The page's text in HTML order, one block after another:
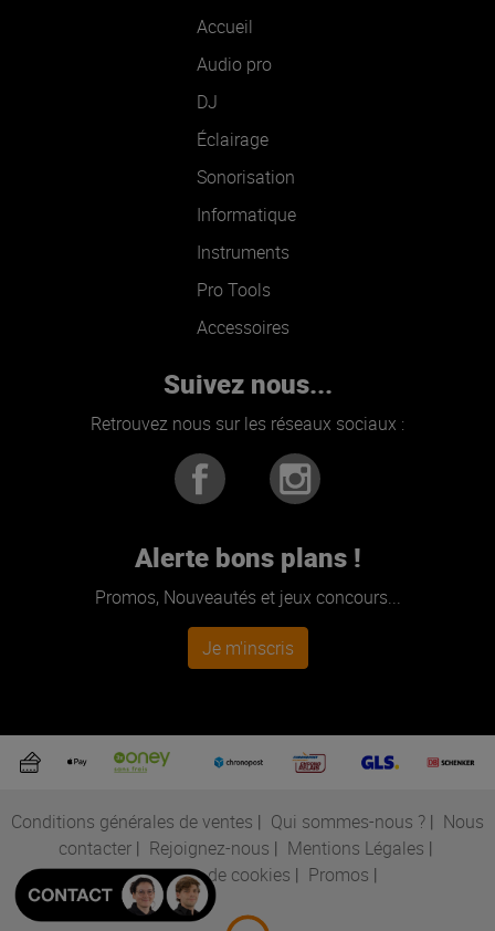
Accueil
Audio pro
DJ
Éclairage
Sonorisation
Informatique
Instruments
Pro Tools
Accessoires
Suivez nous...
Retrouvez nous sur les réseaux sociaux :
Alerte bons plans !
Promos, Nouveautés et jeux concours...
Je m'inscris
Conditions générales de ventes | Qui sommes-nous ? | Nous
contacter| Rejoignez-nous | Mentions Légales |
Préférences de cookies | Promos |